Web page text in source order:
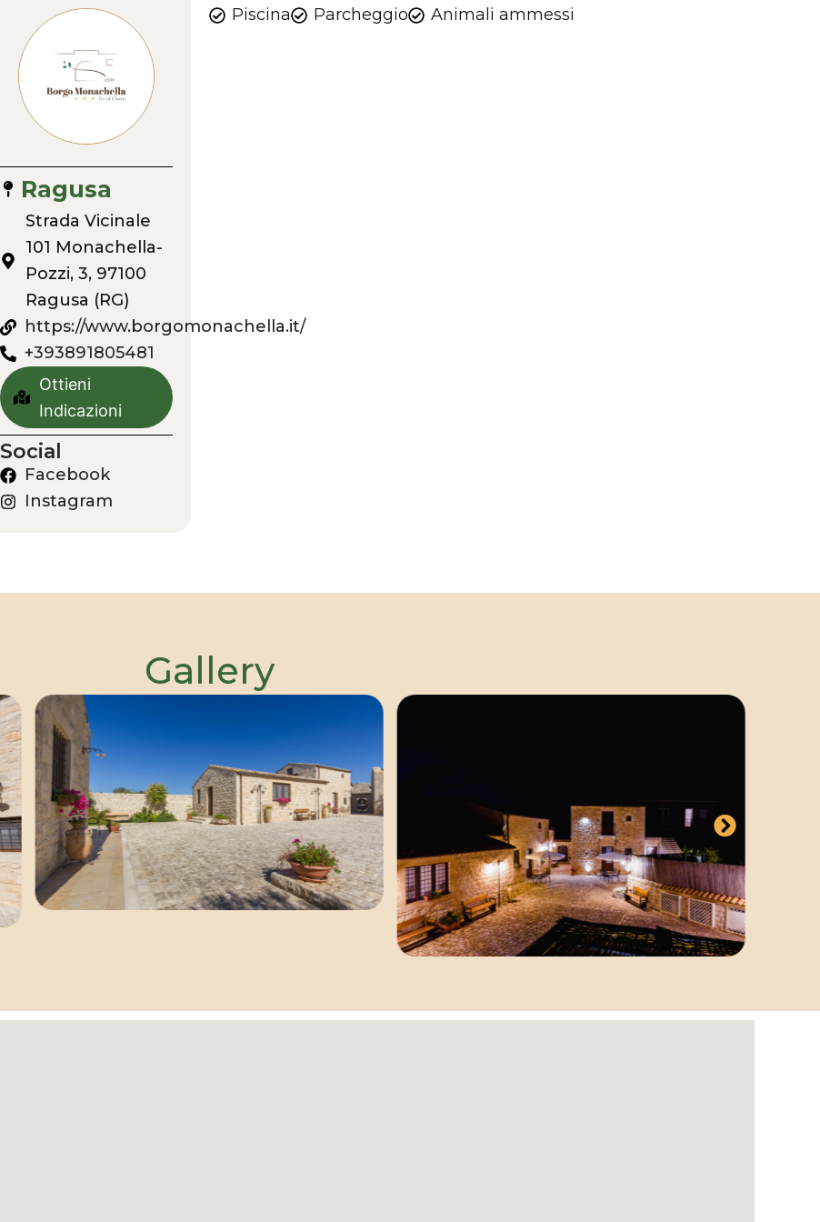
Ragusa
Strada Vicinale
101 Monachella-
Pozzi, 3, 97100
Ragusa (RG)
https://www.borgomonachella.it/
+393891805481
Ottieni
Indicazioni
Social
Facebook
Instagram
Piscina Parcheggio Animali ammessi
Gallery